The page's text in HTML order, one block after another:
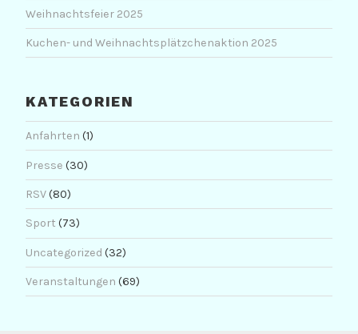
Weihnachtsfeier 2025
Kuchen- und Weihnachtsplätzchenaktion 2025
KATEGORIEN
Anfahrten (1)
Presse (30)
RSV(80)
Sport (73)
Uncategorized (32)
Veranstaltungen (69)